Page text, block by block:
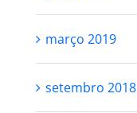
março 2019
setembro 2018